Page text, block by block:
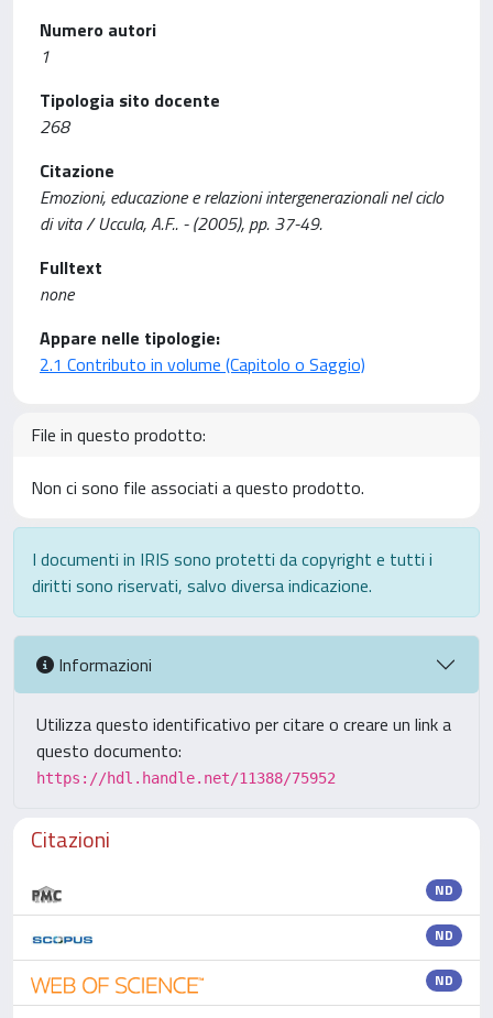
Numero autori
1
Tipologia sito docente
268
Citazione
Emozioni, educazione e relazioni intergenerazionali nel ciclo
di vita / Uccula, A.F.. - (2005), pp. 37-49.
Fulltext
none
Appare nelle tipologie:
2.1 Contributo in volume (Capitolo o Saggio)
File in questo prodotto:
Non ci sono file associati a questo prodotto.
I documenti in IRIS sono protetti da copyright e tutti i
diritti sono riservati, salvo diversa indicazione.
Informazioni
Utilizza questo identificativo per citare o creare un link a
questo documento:
https://hdl.handle.net/11388/75952
Citazioni
ND
ND
ND